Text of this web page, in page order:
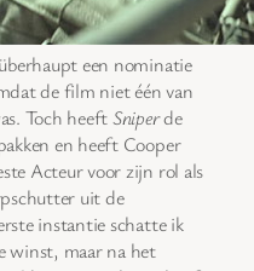
een nominatie
de film niet één van
Toch heeftSniperde
en heeft Cooper
Acteur voor zijn rol als
uit de
instantie schatte ik
winst, maar na het